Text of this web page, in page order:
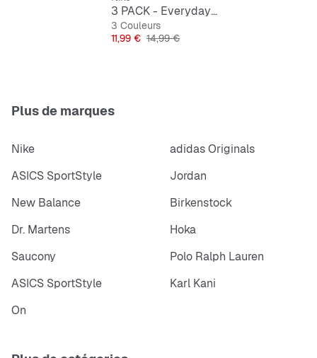
3 PACK - Everyday Cushioned Training Crew Socks
3 Couleurs
Prix
11,99 € Prix original
14,99 €
Plus de marques
Nike
adidas Originals
ASICS SportStyle
Jordan
New Balance
Birkenstock
Dr. Martens
Hoka
Saucony
Polo Ralph Lauren
ASICS SportStyle
Karl Kani
On